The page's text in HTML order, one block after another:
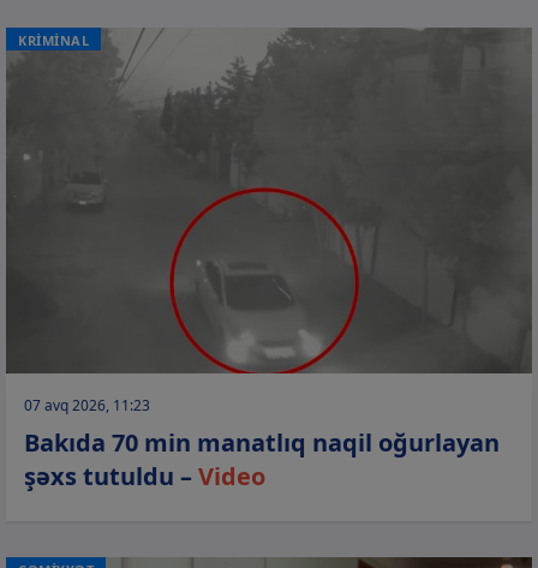
KRİMİNAL
07 avq 2026, 11:23
Bakıda 70 min manatlıq naqil oğurlayan
şəxs tutuldu –Video